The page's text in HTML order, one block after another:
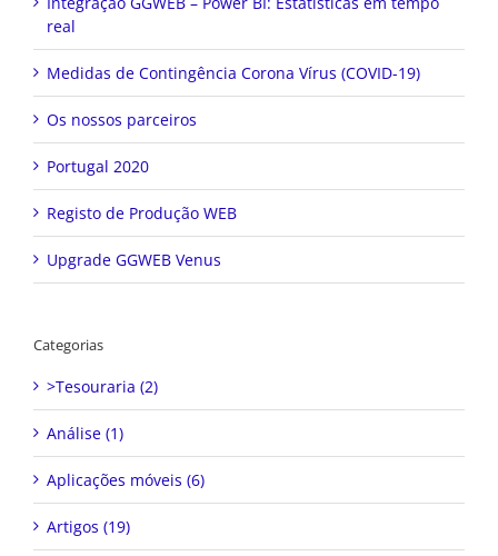
real
Medidas de Contingência Corona Vírus (COVID-19)
Os nossos parceiros
Portugal 2020
Registo de Produção WEB
Upgrade GGWEB Venus
Categorias
>Tesouraria (2)
Análise (1)
Aplicações móveis (6)
Artigos (19)